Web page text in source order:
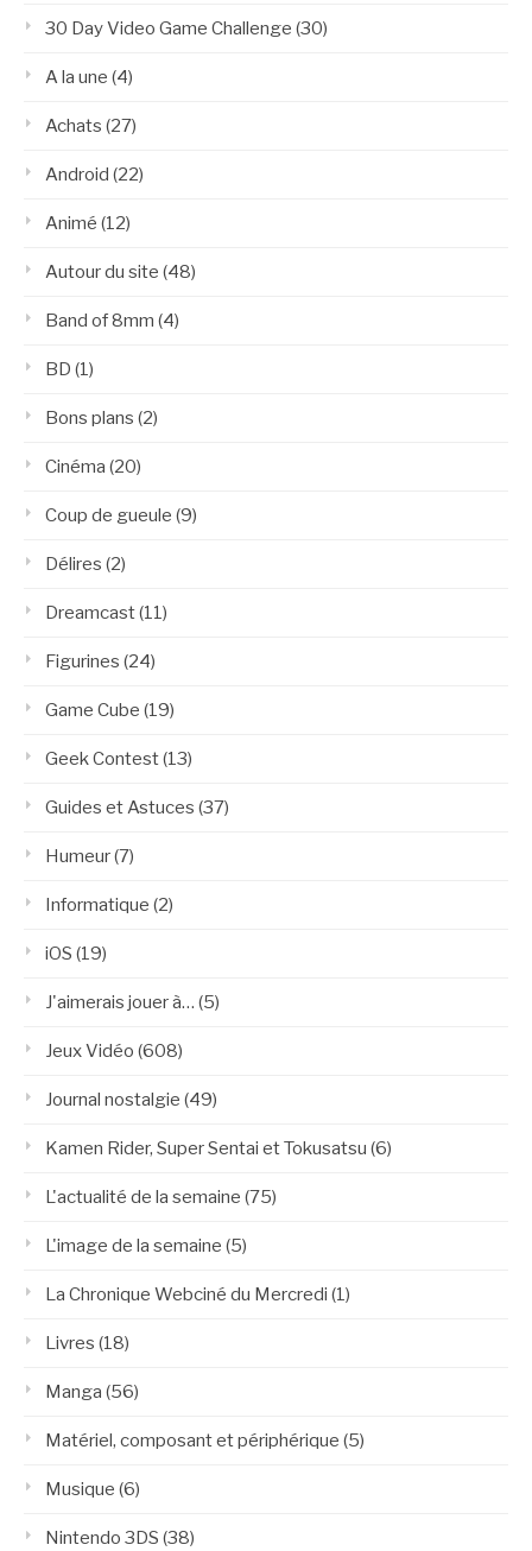
30 Day Video Game Challenge (30)
A la une (4)
Achats (27)
Android (22)
Animé (12)
Autour du site (48)
Band of 8mm (4)
BD (1)
Bons plans (2)
Cinéma (20)
Coup de gueule (9)
Délires (2)
Dreamcast(11)
Figurines (24)
Game Cube (19)
Geek Contest(13)
Guides et Astuces (37)
Humeur(7)
Informatique (2)
iOS (19)
J'aimerais jouer à… (5)
Jeux Vidéo (608)
Journal nostalgie (49)
Kamen Rider, Super Sentai et Tokusatsu (6)
L'actualité de la semaine (75)
L'image de la semaine (5)
La Chronique Webciné du Mercredi (1)
Livres (18)
Manga (56)
Matériel, composant et périphérique (5)
Musique (6)
Nintendo 3DS (38)